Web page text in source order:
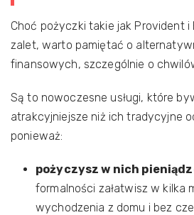
Choć pożyczki takie jak Provident i
zalet, warto pamiętać o
finansowych, szczególnie o
Są to nowoczesne usługi, które
atrakcyjniejsze niż ich tradycyjne
ponieważ:
pożyczysz w nich
formalności załatwisz w kilka
wychodzenia z domu i bez